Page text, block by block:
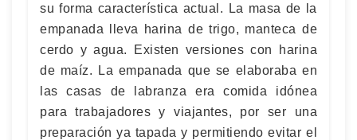
su forma característica actual. La masa de la
empanada lleva harina de trigo, manteca de
cerdo y agua. Existen versiones con harina
de maíz. La empanada que se elaboraba en
las casas de labranza era comida idónea
para trabajadores y viajantes, por ser una
preparación ya tapada y permitiendo evitar el